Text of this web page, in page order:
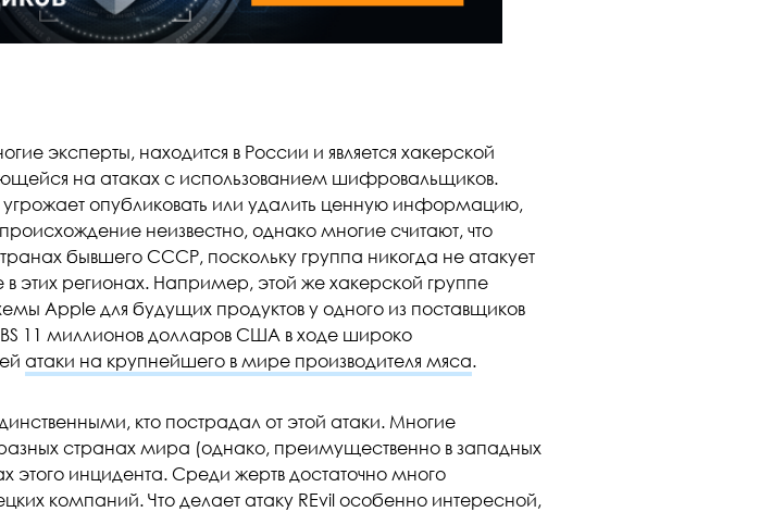
эксперты, находится в России и является хакерской
на атаках с использованием шифровальщиков.
опубликовать или удалить ценную информацию,
неизвестно, однако многие считают, что
бывшего СССР, поскольку группа никогда не атакует
этих регионах. Например, этой же хакерской группе
Apple для будущих продуктов у одного из поставщиков
11 миллионов долларов США в ходе широко
атаки на крупнейшего в мире производителя мяса.
кто пострадал от этой атаки. Многие
странах мира (однако, преимущественно в западных
этого инцидента. Среди жертв достаточно много
компаний. Что делает атаку REvil особенно интересной,